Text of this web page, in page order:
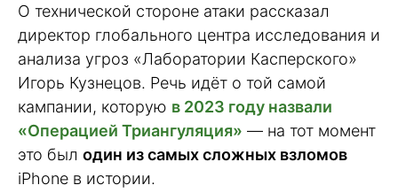
О технической стороне атаки рассказал
директор глобального центра исследования и
анализа угроз «Лаборатории Касперского»
Игорь Кузнецов. Речь идёт о той самой
кампании, которую в 2023 году назвали
«Операцией Триангуляция» — на тот момент
это был один из самых сложных взломов
iPhone в истории.